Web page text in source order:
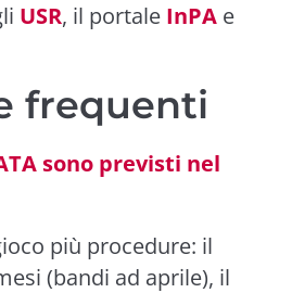
USR, il portale InPA e
frequenti
sono previsti nel
più procedure: il
(bandi ad aprile), il